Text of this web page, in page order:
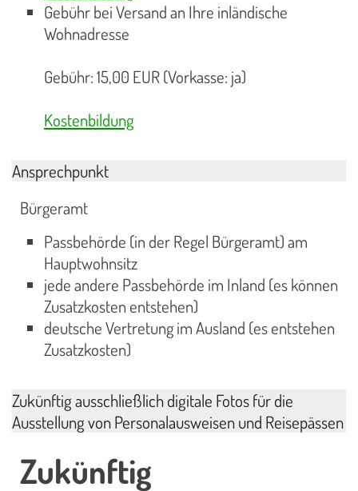
Gebühr bei Versand an Ihre inländische
Wohnadresse
Gebühr: 15,00 EUR (Vorkasse: ja)
Kostenbildung
Ansprechpunkt
Bürgeramt
Passbehörde (in der Regel Bürgeramt) am
Hauptwohnsitz
jede andere Passbehörde im Inland (es können
Zusatzkosten entstehen)
deutsche Vertretung im Ausland (es entstehen
Zusatzkosten)
Zukünftig ausschließlich digitale Fotos für die
Ausstellung von Personalausweisen und Reisepässen
Zukünftig